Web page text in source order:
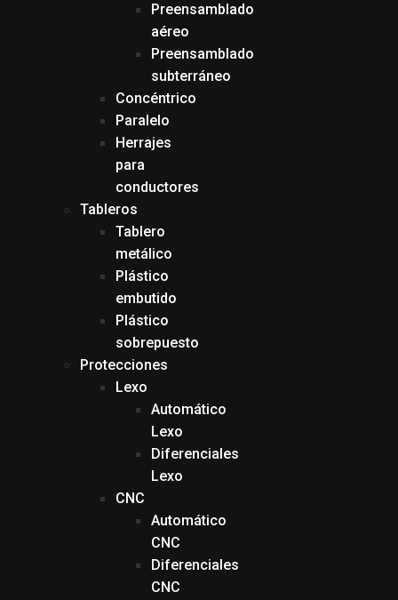
Preensamblado
aéreo
Preensamblado
subterráneo
Concéntrico
Paralelo
Herrajes
para
conductores
Tableros
Tablero
metálico
Plástico
embutido
Plástico
sobrepuesto
Protecciones
Lexo
Automático
Lexo
Diferenciales
Lexo
CNC
Automático
CNC
Diferenciales
CNC